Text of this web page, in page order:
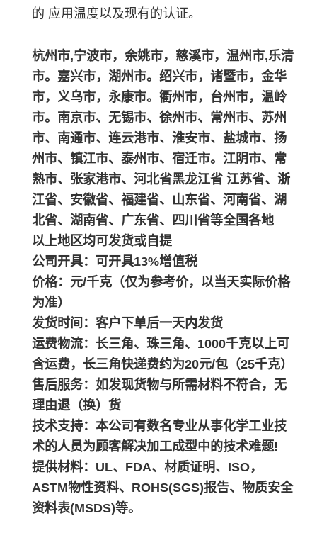
的 应用温度以及现有的认证。
杭州市,宁波市，余姚市，慈溪市，温州市,乐清
市。嘉兴市，湖州市。绍兴市，诸暨市，金华
市，义乌市，永康市。衢州市，台州市，温岭
市。南京市、无锡市、徐州市、常州市、苏州
市、南通市、连云港市、淮安市、盐城市、扬
州市、镇江市、泰州市、宿迁市。江阴市、常
熟市、张家港市、河北省黑龙江省 江苏省、浙
江省、安徽省、福建省、山东省、河南省、湖
北省、湖南省、广东省、四川省等全国各地
以上地区均可发货或自提
公司开具：可开具13%增值税
价格：元/千克（仅为参考价，以当天实际价格
为准）
发货时间：客户下单后一天内发货
运费物流：长三角、珠三角、1000千克以上可
含运费，长三角快递费约为20元/包（25千克）
售后服务：如发现货物与所需材料不符合，无
理由退（换）货
技术支持：本公司有数名专业从事化学工业技
术的人员为顾客解决加工成型中的技术难题!
提供材料：UL、FDA、材质证明、ISO，
ASTM物性资料、ROHS(SGS)报告、物质安全
资料表(MSDS)等。